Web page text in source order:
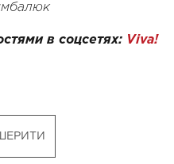
в соцсетях: Viva!